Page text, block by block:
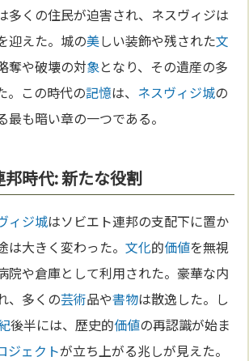
多くの住民が迫害され、ネスヴィジは
迎えた。城の美しい装飾や残された文
奪や破壊の対象となり、その遺産の多
。この時代の記憶は、 ネスヴィジ城の
最も暗い章の一つである。
邦時代: 新たな役割
ィジ城はソビエト連邦の支配下に置か
は大きく変わった。文化的価値を無視
院や倉庫として利用された。豪華な内
、多くの芸術品や書物は散逸した。し
後半には、歴史的価値の再認識が始ま
ジェクトが立ち上がる兆しが見えた。